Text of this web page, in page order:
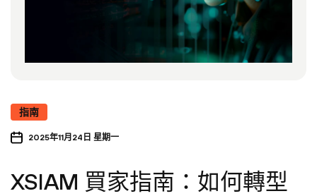
指南
2025年11月24日 星期一
XSIAM 買家指南：如何轉型